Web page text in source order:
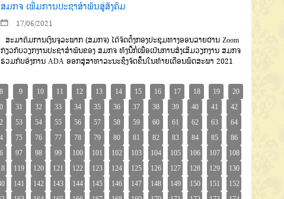
ສມກຈ ເພີ່ມການປະຊາສໍາພັນສູ່ສັງຄົມ
17/06/2021
ສະມາຄົມການເງິນຈຸລະພາກ (ສມກຈ) ໄດ້ຈັດຕັ້ງກອງປະຊຸມທາງອອນລາຍຜ່ານ Zoom
ກ່ຽວກັບວຽກງານປະຊາສໍາພັນຂອງ ສມກຈ ທັງນີ້ກໍ່ເພື່ອເປັນການສົ່ງເສີມວຽກງານ ສມກຈ
ຮ່ວມກັບອົງການ ADA ອອກສູ່ສາທາລະນະຊຶ່ງຈັດຂຶ້ນໃນທ້າຍເດືອນພຶດສະພາ 2021